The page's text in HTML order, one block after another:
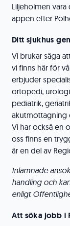
Liljeholmen vara
appen efter
Ditt sjukhus
Vi brukar säga
vi finns här för
erbjuder
ortopedi,
pediatrik,
akutmottagning
Vi har också en
oss finns en
är en del av
Inlämnade
handling och
enligt
Att söka jobb i